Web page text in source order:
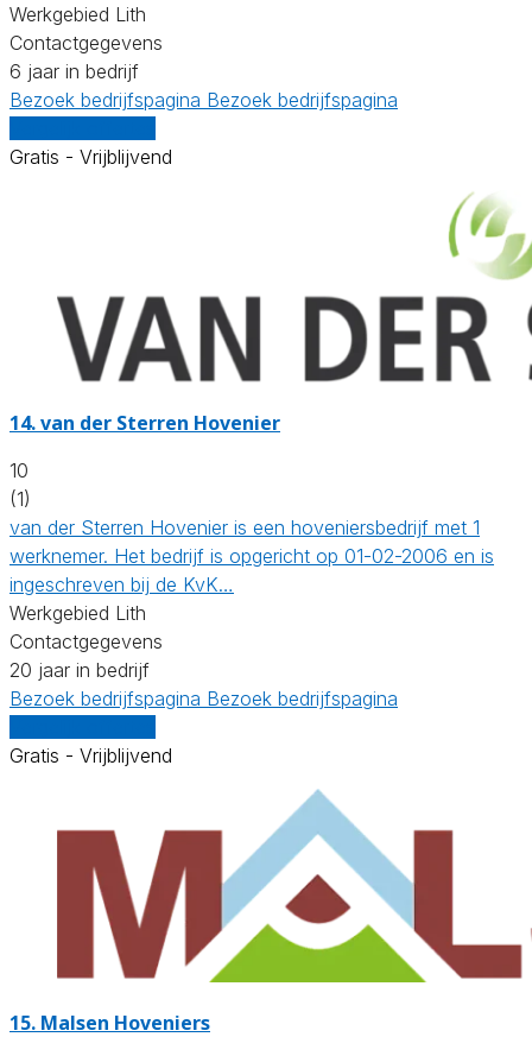
Werkgebied Lith
Contactgegevens
6 jaar in bedrijf
Bezoek bedrijfspagina Bezoek bedrijfspagina
Gratis - Vrijblijvend
14.van der Sterren Hovenier
10
(1)
van der Sterren Hovenier is een hoveniersbedrijf met 1
werknemer. Het bedrijf is opgericht op 01-02-2006 en is
ingeschreven bij de KvK…
Werkgebied Lith
Contactgegevens
20 jaar in bedrijf
Bezoek bedrijfspagina Bezoek bedrijfspagina
Gratis - Vrijblijvend
15. Malsen Hoveniers